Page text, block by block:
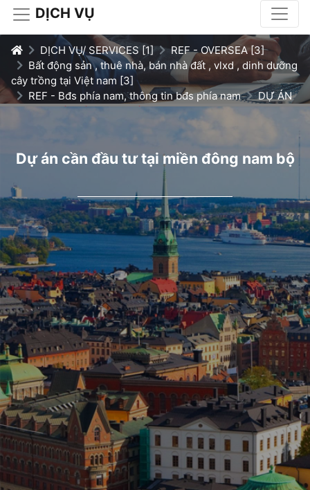
DỊCH VỤ
DỊCH VỤ/ SERVICES [1]
REF - OVERSEA [3]
Bất động sản , thuê nhà, bán nhà đất , vlxd , dinh dưỡng
cây trồng tại Việt nam [3]
REF - Bđs phía nam, thông tin bđs phía nam
DỰ ÁN
Dự án cần đầu tư tại miền đông nam bộ
Dự án cần đầu tư tại miền đông nam bộ